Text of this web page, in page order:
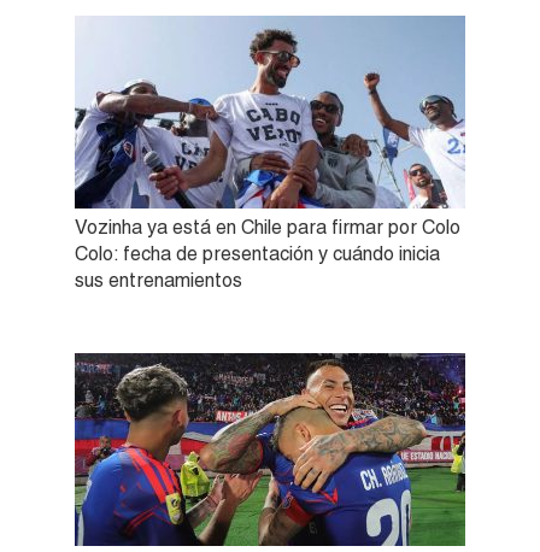
Vozinha ya está en Chile para firmar por Colo
Colo: fecha de presentación y cuándo inicia
sus entrenamientos